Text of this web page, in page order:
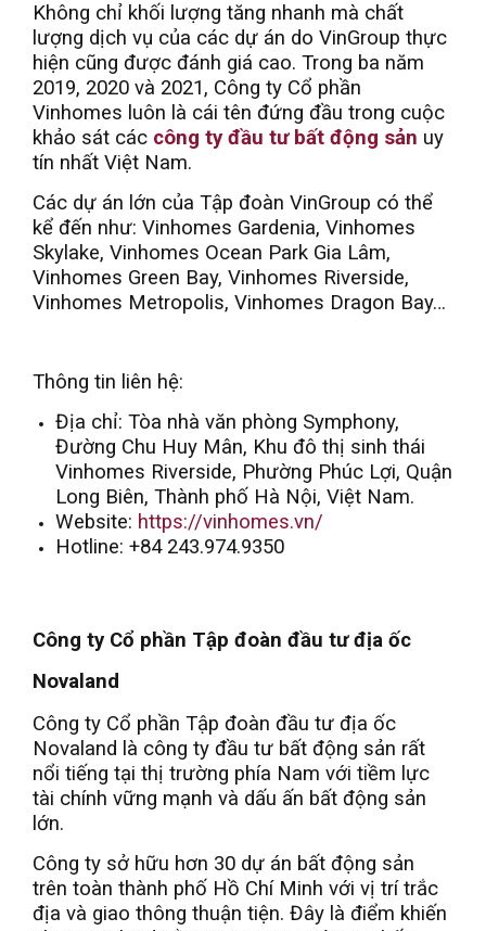
Không chỉ khối lượng tăng nhanh mà chất
lượng dịch vụ của các dự án do VinGroup thực
hiện cũng được đánh giá cao. Trong ba năm
2019, 2020 và 2021, Công ty Cổ phần
Vinhomes luôn là cái tên đứng đầu trong cuộc
khảo sát các công ty đầu tư bất động sản uy
tín nhất Việt Nam.
Các dự án lớn của Tập đoàn VinGroup có thể
kể đến như: Vinhomes Gardenia, Vinhomes
Skylake, Vinhomes Ocean Park Gia Lâm,
Vinhomes Green Bay, Vinhomes Riverside,
Vinhomes Metropolis, Vinhomes Dragon Bay…
Thông tin liên hệ:
Địa chỉ: Tòa nhà văn phòng Symphony,
Đường Chu Huy Mân, Khu đô thị sinh thái
Vinhomes Riverside, Phường Phúc Lợi, Quận
Long Biên, Thành phố Hà Nội, Việt Nam.
Website: https://vinhomes.vn/
Hotline: +84 243.974.9350
Công ty Cổ phần Tập đoàn đầu tư địa ốc
Novaland
Công ty Cổ phần Tập đoàn đầu tư địa ốc
Novaland là công ty đầu tư bất động sản rất
nổi tiếng tại thị trường phía Nam với tiềm lực
tài chính vững mạnh và dấu ấn bất động sản
lớn.
Công ty sở hữu hơn 30 dự án bất động sản
trên toàn thành phố Hồ Chí Minh với vị trí trắc
địa và giao thông thuận tiện. Đây là điểm khiến